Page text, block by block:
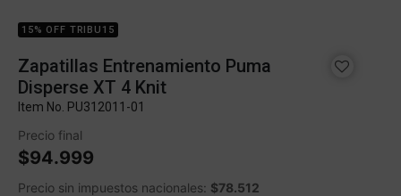
15% OFF TRIBU15
Zapatillas Entrenamiento Puma
Disperse XT 4 Knit
Item No. PU312011-01
Precio final
$94.999
Precio sin impuestos nacionales: $78.512